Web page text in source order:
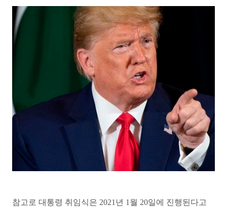
참고로 대통령 취임식은 2021년 1월 20일에 진행된다고